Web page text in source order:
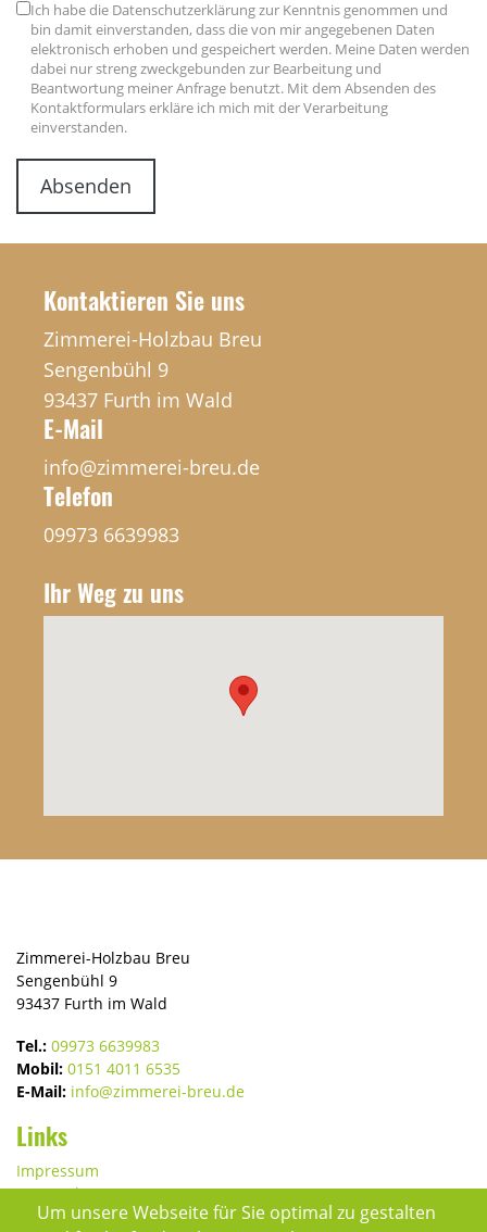
Ich habe die Datenschutzerklärung zur Kenntnis genommen und
bin damit einverstanden, dass die von mir angegebenen Daten
elektronisch erhoben und gespeichert werden. Meine Daten werden
dabei nur streng zweckgebunden zur Bearbeitung und
Beantwortung meiner Anfrage benutzt. Mit dem Absenden des
Kontaktformulars erkläre ich mich mit der Verarbeitung
einverstanden.
Absenden
Kontaktieren Sie uns
Zimmerei-Holzbau Breu
Sengenbühl 9
93437 Furth im Wald
E-Mail
info@zimmerei-breu.de
Telefon
09973 6639983
Ihr Weg zu uns
Um unsere Webseite für Sie optimal zu gestalten
Zimmerei-Holzbau Breu
Sengenbühl 9
93437 Furth im Wald
Tel.: 09973 6639983
Mobil: 0151 4011 6535
E-Mail: info@zimmerei-breu.de
Links
Impressum
Datenschutz